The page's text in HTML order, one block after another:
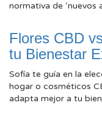
normativa de ‘nuevos
Flores CBD
tu Bienestar
Sofía te guía en la
hogar o cosméticos
adapta mejor a tu